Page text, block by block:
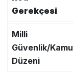
Gerekçesi
Milli
Güvenlik/Kamu
Düzeni